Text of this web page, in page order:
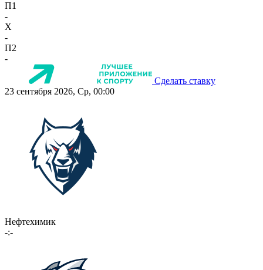
П1
-
X
-
П2
-
Сделать ставку
23 сентября 2026, Ср, 00:00
Нефтехимик
-:-